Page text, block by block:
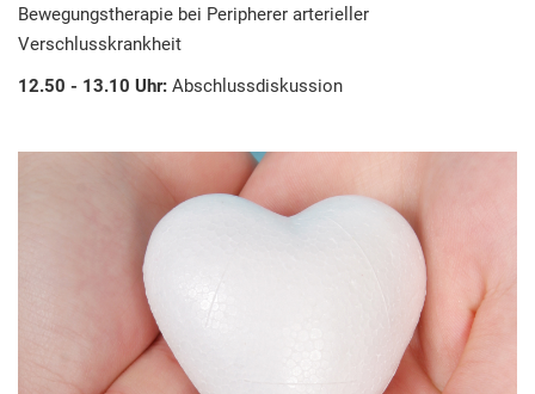
Bewegungstherapie bei Peripherer arterieller
Verschlusskrankheit
12.50 - 13.10 Uhr: Abschlussdiskussion